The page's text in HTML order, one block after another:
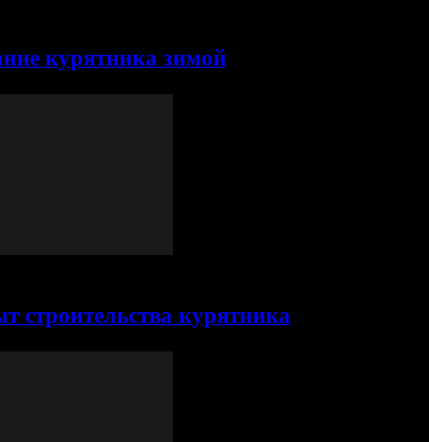
курятника зимой
строительства курятника